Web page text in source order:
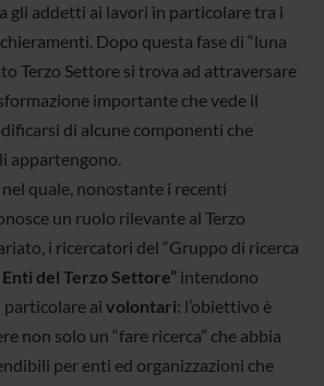
gli addetti ai lavori in particolare tra i
Dopo questa fase di “luna
Terzo Settore si trova ad attraversare
importante che vede il
di alcune componenti che
appartengono.
quale, nonostante i recenti
un ruolo rilevante al Terzo
i ricercatori del “Gruppo di ricerca
del Terzo Settore”intendono
ai volontari: l’obiettivo è
non solo un “fare ricerca” che abbia
per enti ed organizzazioni che